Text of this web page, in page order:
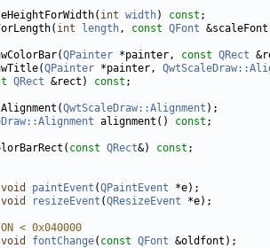
int width) const
int length, const QFont
QPainter *painter, const QRect
QPainter *painter,
QRect &rect) const
QwtScaleDraw::Alignment
alignment() const
const QRect&) const
void paintEvent (QPaintEvent
void resizeEvent (QResizeEvent
< 0x040000
void fontChange( const QFont